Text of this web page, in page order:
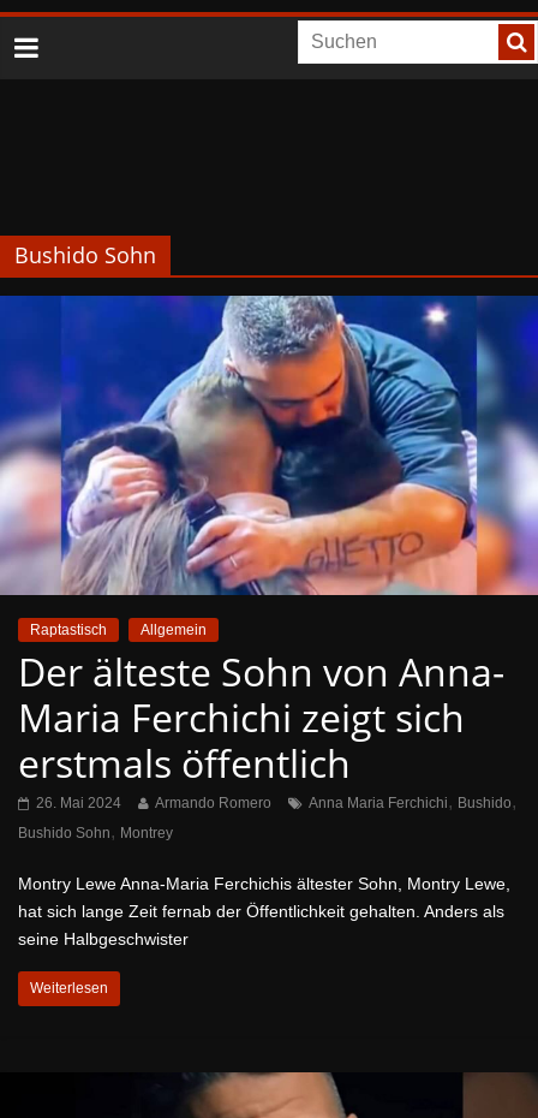
Bushido Sohn
Raptastisch Allgemein
Der älteste Sohn von Anna-
Maria Ferchichi zeigt sich
erstmals öffentlich
26. Mai 2024 Armando Romero Anna Maria Ferchichi, Bushido,
Bushido Sohn, Montrey
Montry Lewe Anna-Maria Ferchichis ältester Sohn, Montry Lewe,
hat sich lange Zeit fernab der Öffentlichkeit gehalten. Anders als
seine Halbgeschwister
Weiterlesen